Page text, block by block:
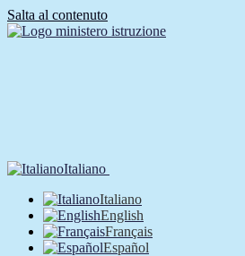
Salta al contenuto
Italiano
Italiano
English
Français
Español